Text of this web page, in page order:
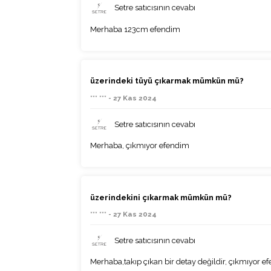
Setre satıcısının cevabı
Merhaba 123cm efendim
üzerindeki tüyü çıkarmak mümkün mü?
*** *** - 27 Kas 2024
Setre satıcısının cevabı
Merhaba, çıkmıyor efendim
üzerindekini çıkarmak mümkün mü?
*** *** - 27 Kas 2024
Setre satıcısının cevabı
Merhaba,takıp çıkan bir detay değildir, çıkmıyor